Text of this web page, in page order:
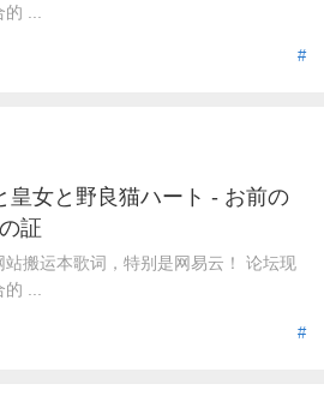
...
#
皇女と野良猫ハート - お前の
証
搬运本歌词，特别是网易云！ 论坛现
...
#